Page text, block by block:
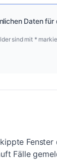
Daten für
sind mit *
Fälle